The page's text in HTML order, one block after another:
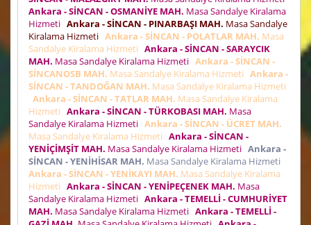
Ankara - SİNCAN - OSMANİYE MAH. Masa Sandalye Kiralama
Hizmeti Ankara - SİNCAN - PINARBAŞI MAH. Masa Sandalye
Kiralama Hizmeti Ankara - SİNCAN - POLATLAR MAH. Masa
Sandalye Kiralama Hizmeti Ankara - SİNCAN - SARAYCIK
MAH. Masa Sandalye Kiralama Hizmeti Ankara - SİNCAN -
SİNCANOSB MAH. Masa Sandalye Kiralama Hizmeti Ankara -
SİNCAN - TANDOĞAN MAH. Masa Sandalye Kiralama Hizmeti
Ankara - SİNCAN - TATLAR MAH. Masa Sandalye Kiralama
Hizmeti Ankara - SİNCAN - TÜRKOBASI MAH. Masa
Sandalye Kiralama Hizmeti Ankara - SİNCAN - ÜCRET MAH.
Masa Sandalye Kiralama Hizmeti Ankara - SİNCAN -
YENİÇİMŞİT MAH. Masa Sandalye Kiralama Hizmeti Ankara -
SİNCAN - YENİHİSAR MAH. Masa Sandalye Kiralama Hizmeti
Ankara - SİNCAN - YENİKAYI MAH. Masa Sandalye Kiralama
Hizmeti Ankara - SİNCAN - YENİPEÇENEK MAH. Masa
Sandalye Kiralama Hizmeti Ankara - TEMELLİ - CUMHURİYET
MAH. Masa Sandalye Kiralama Hizmeti Ankara - TEMELLİ -